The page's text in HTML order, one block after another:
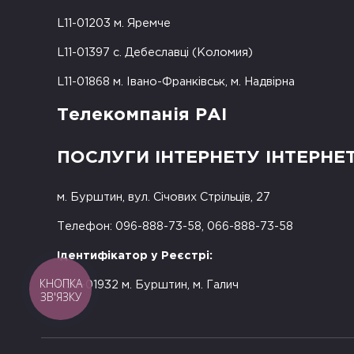
L11-01203 м. Яремче
L11-01397 с. Дебеславці (Коломия)
L11-01868 м. Івано-Франківськ, м. Надвірна
Телекомпанія РАІ
ПОСЛУГИ ІНТЕРНЕТУ
м. Бурштин, вул. Січових Стрільців, 27
Телефон: 096-888-73-58, 066-888-73-58
Ідентифікатор у Реєстрі:
R50-01932 м. Бурштин, м. Галич
КНОПКА
ЗВ'ЯЗКУ